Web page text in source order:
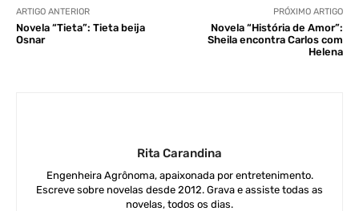
ARTIGO ANTERIOR
Novela “Tieta”: Tieta beija
Osnar
PRÓXIMO ARTIGO
Novela “História de Amor”:
Sheila encontra Carlos com
Helena
Rita Carandina
Engenheira Agrônoma, apaixonada por entretenimento.
Escreve sobre novelas desde 2012. Grava e assiste todas as
novelas, todos os dias.